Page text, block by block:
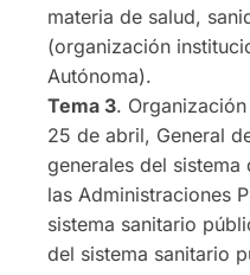
materia de salud,
(organización
Autónoma).
Tema 3.
25 de abril, General
generales del
las Administraciones
sistema sanitario
del sistema sanitario